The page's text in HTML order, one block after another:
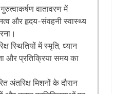
वातावरण में
और हृदय-संवहनी स्वास्थ्य
स्थितियों में स्मृति, ध्यान
और प्रतिक्रिया समय का
अंतरिक्ष मिशनों के दौरान